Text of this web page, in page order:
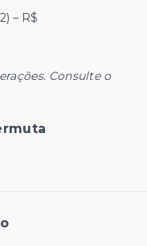
– R$
Consulte o